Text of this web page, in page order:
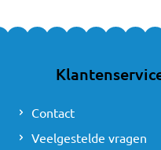
Contact
Veelgestelde vragen